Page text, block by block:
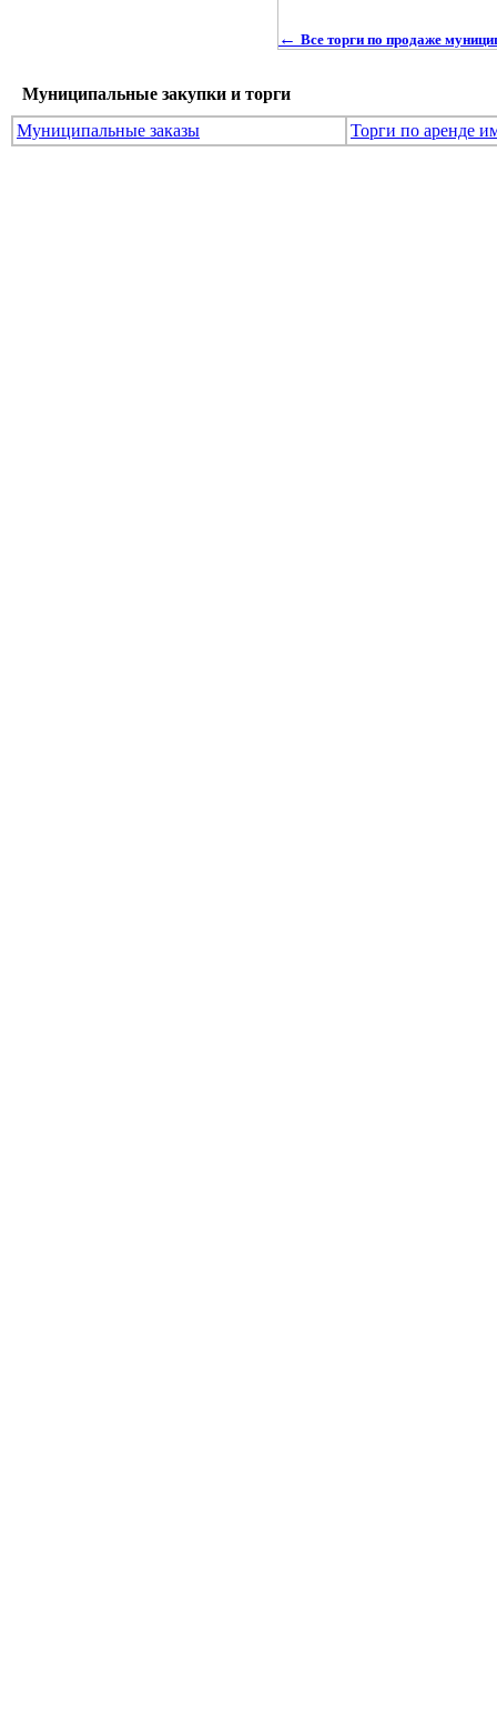
← Все торги по продаже
Муниципальные закупки и торги
Муниципальные заказы
Торги по аренде